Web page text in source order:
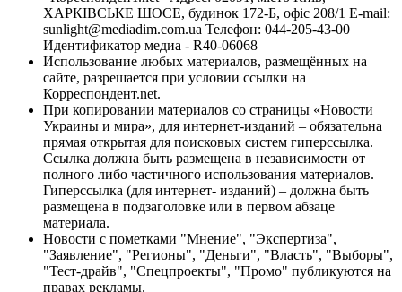
ХАРКІВСЬКЕ ШОСЕ, будинок 172-Б, офіс 208/1 E-mail:
sunlight@mediadim.com.ua Телефон: 044-205-43-00
Идентификатор медиа - R40-06068
Использование любых материалов, размещённых на
сайте, разрешается при условии ссылки на
Корреспондент.net.
При копировании материалов со страницы «Новости
Украины и мира», для интернет-изданий – обязательна
прямая открытая для поисковых систем гиперссылка.
Ссылка должна быть размещена в независимости от
полного либо частичного использования материалов.
Гиперссылка (для интернет- изданий) – должна быть
размещена в подзаголовке или в первом абзаце
материала.
Новости с пометками "Мнение", "Экспертиза",
"Заявление", "Регионы", "Деньги", "Власть", "Выборы",
"Тест-драйв", "Спецпроекты", "Промо" публикуются на
правах рекламы.